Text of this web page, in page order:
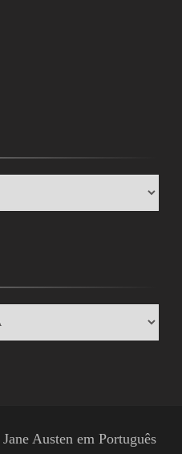
Jane Austen em Português